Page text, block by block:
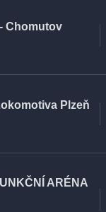
Chomutov
Plzeň
ARÉNA